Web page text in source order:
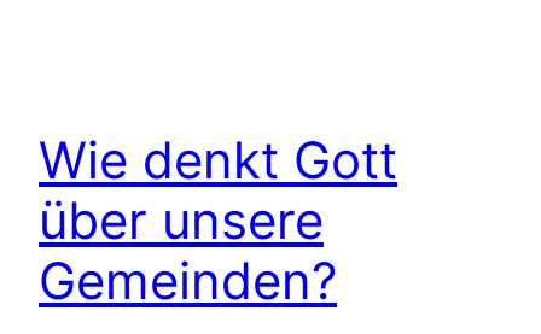
Wie denkt Gott
über unsere
Gemeinden?